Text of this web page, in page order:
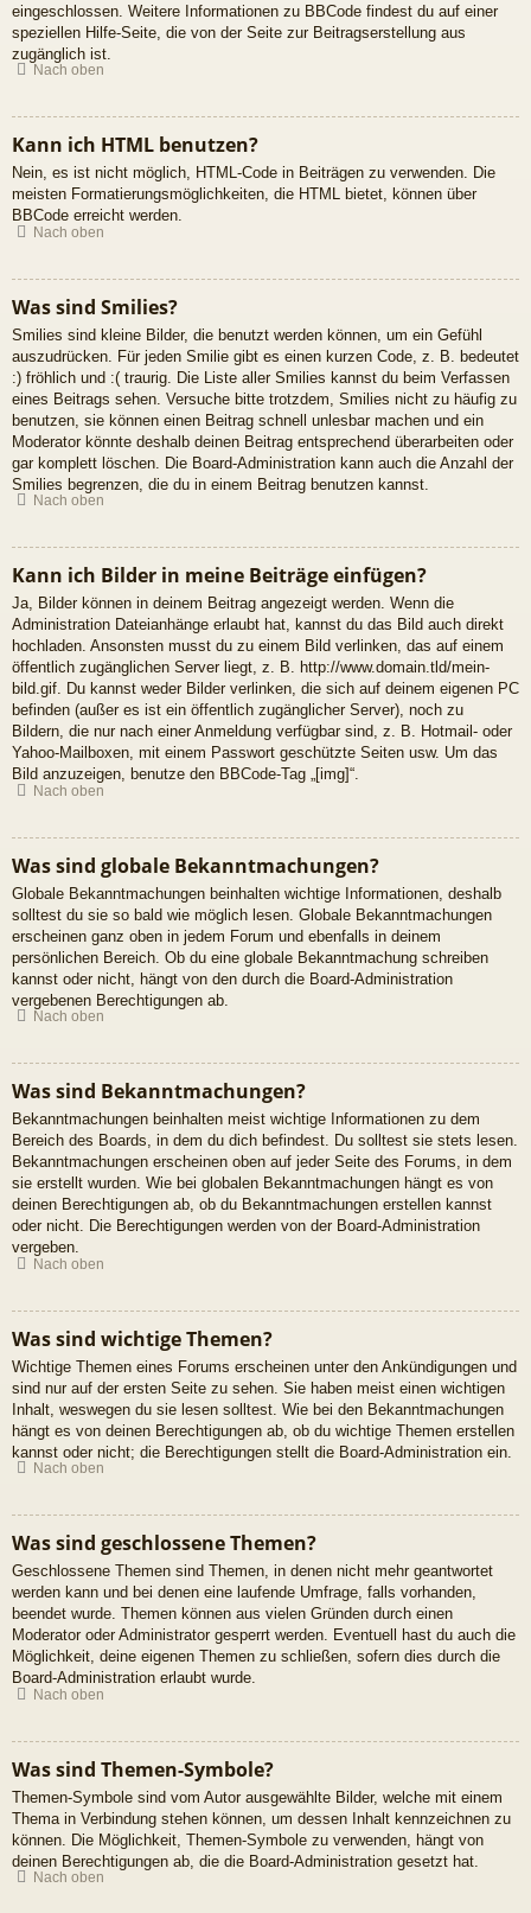
eingeschlossen. Weitere Informationen zu BBCode findest du auf einer
speziellen Hilfe-Seite, die von der Seite zur Beitragserstellung aus
zugänglich ist.
Nach oben
Kann ich HTML benutzen?
Nein, es ist nicht möglich, HTML-Code in Beiträgen zu verwenden. Die
meisten Formatierungsmöglichkeiten, die HTML bietet, können über
BBCode erreicht werden.
Nach oben
Was sind Smilies?
Smilies sind kleine Bilder, die benutzt werden können, um ein Gefühl
auszudrücken. Für jeden Smilie gibt es einen kurzen Code, z. B. bedeutet
:) fröhlich und :( traurig. Die Liste aller Smilies kannst du beim Verfassen
eines Beitrags sehen. Versuche bitte trotzdem, Smilies nicht zu häufig zu
benutzen, sie können einen Beitrag schnell unlesbar machen und ein
Moderator könnte deshalb deinen Beitrag entsprechend überarbeiten oder
gar komplett löschen. Die Board-Administration kann auch die Anzahl der
Smilies begrenzen, die du in einem Beitrag benutzen kannst.
Nach oben
Kann ich Bilder in meine Beiträge einfügen?
Ja, Bilder können in deinem Beitrag angezeigt werden. Wenn die
Administration Dateianhänge erlaubt hat, kannst du das Bild auch direkt
hochladen. Ansonsten musst du zu einem Bild verlinken, das auf einem
öffentlich zugänglichen Server liegt, z. B. http://www.domain.tld/mein-
bild.gif. Du kannst weder Bilder verlinken, die sich auf deinem eigenen PC
befinden (außer es ist ein öffentlich zugänglicher Server), noch zu
Bildern, die nur nach einer Anmeldung verfügbar sind, z. B. Hotmail- oder
Yahoo-Mailboxen, mit einem Passwort geschützte Seiten usw. Um das
Bild anzuzeigen, benutze den BBCode-Tag „[img]“.
Nach oben
Was sind globale Bekanntmachungen?
Globale Bekanntmachungen beinhalten wichtige Informationen, deshalb
solltest du sie so bald wie möglich lesen. Globale Bekanntmachungen
erscheinen ganz oben in jedem Forum und ebenfalls in deinem
persönlichen Bereich. Ob du eine globale Bekanntmachung schreiben
kannst oder nicht, hängt von den durch die Board-Administration
vergebenen Berechtigungen ab.
Nach oben
Was sind Bekanntmachungen?
Bekanntmachungen beinhalten meist wichtige Informationen zu dem
Bereich des Boards, in dem du dich befindest. Du solltest sie stets lesen.
Bekanntmachungen erscheinen oben auf jeder Seite des Forums, in dem
sie erstellt wurden. Wie bei globalen Bekanntmachungen hängt es von
deinen Berechtigungen ab, ob du Bekanntmachungen erstellen kannst
oder nicht. Die Berechtigungen werden von der Board-Administration
vergeben.
Nach oben
Was sind wichtige Themen?
Wichtige Themen eines Forums erscheinen unter den Ankündigungen und
sind nur auf der ersten Seite zu sehen. Sie haben meist einen wichtigen
Inhalt, weswegen du sie lesen solltest. Wie bei den Bekanntmachungen
hängt es von deinen Berechtigungen ab, ob du wichtige Themen erstellen
kannst oder nicht; die Berechtigungen stellt die Board-Administration ein.
Nach oben
Was sind geschlossene Themen?
Geschlossene Themen sind Themen, in denen nicht mehr geantwortet
werden kann und bei denen eine laufende Umfrage, falls vorhanden,
beendet wurde. Themen können aus vielen Gründen durch einen
Moderator oder Administrator gesperrt werden. Eventuell hast du auch die
Möglichkeit, deine eigenen Themen zu schließen, sofern dies durch die
Board-Administration erlaubt wurde.
Nach oben
Was sind Themen-Symbole?
Themen-Symbole sind vom Autor ausgewählte Bilder, welche mit einem
Thema in Verbindung stehen können, um dessen Inhalt kennzeichnen zu
können. Die Möglichkeit, Themen-Symbole zu verwenden, hängt von
deinen Berechtigungen ab, die die Board-Administration gesetzt hat.
Nach oben